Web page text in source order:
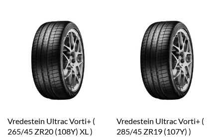
Vredestein Ultrac Vorti+ (
265/45 ZR20 (108Y) XL )
Vredestein Ultrac Vorti+ (
285/45 ZR19 (107Y) )